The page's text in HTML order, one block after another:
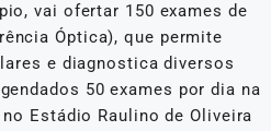
vai ofertar 150 exames de
Óptica), que permite
e diagnostica diversos
50 exames por dia na
Estádio Raulino de Oliveira